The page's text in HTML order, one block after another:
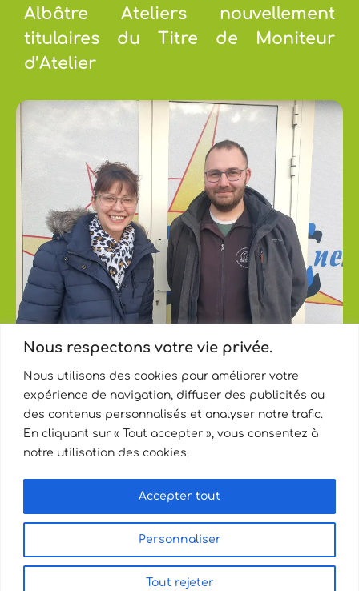
Nous respectons votre vie privée.
Nous utilisons des cookies pour améliorer votre
expérience de navigation, diffuser des publicités ou
des contenus personnalisés et analyser notre trafic.
En cliquant sur « Tout accepter », vous consentez à
notre utilisation des cookies.
Personnaliser
Tout rejeter
Accepter tout
Albâtre Ateliers nouvellement
titulaires du Titre de Moniteur
d’Atelier
Erika Jacob et Thomas Salin
PRÉCÉDENT SUIVANT
CAP ENERGIE – Siège Associatif
43, rue René Dingeon - 80100 Abbeville
Au servicedes hommese